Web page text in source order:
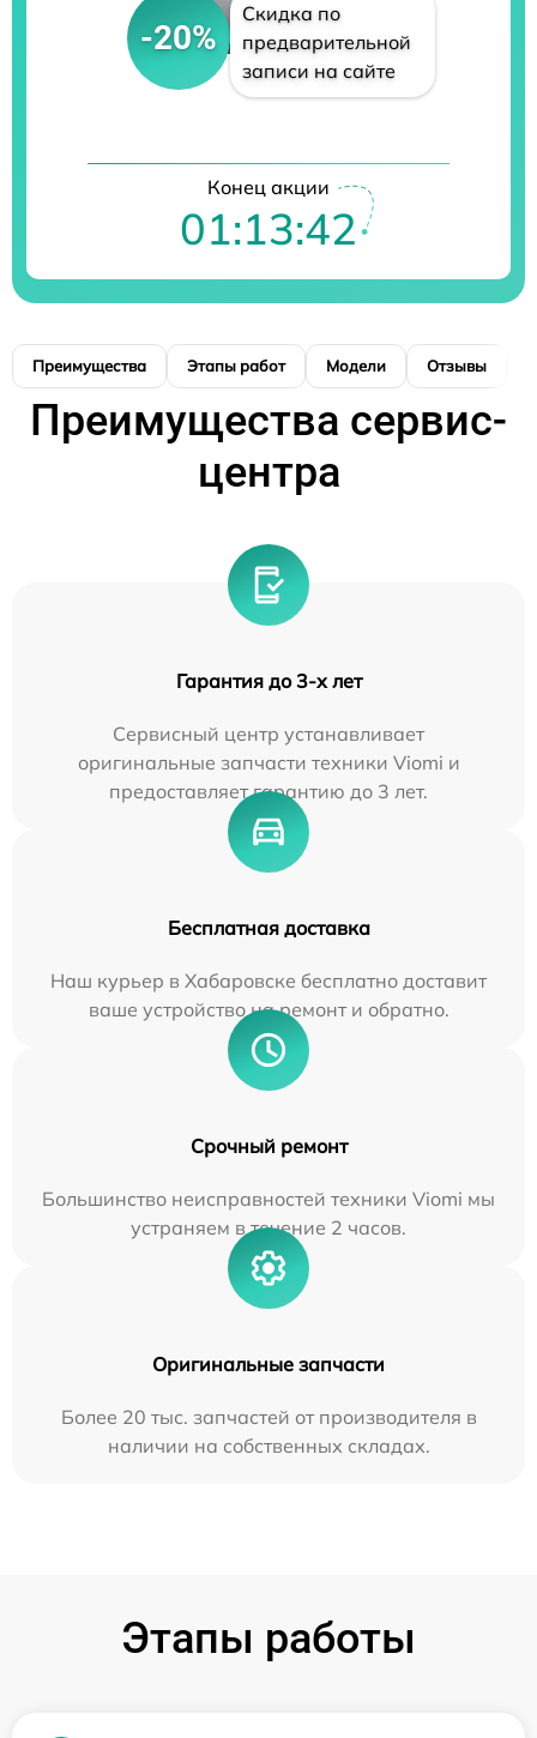
-20%
Скидка по
предварительной
записи на сайте
Конец акции
01:13:41
Преимущества Этапы работ Модели Отзывы
Преимущества сервис-
центра
Гарантия до 3-х лет
Сервисный центр устанавливает
оригинальные запчасти техники Viomi и
предоставляет гарантию до 3 лет.
Бесплатная доставка
Наш курьер в Хабаровске бесплатно доставит
ваше устройство на ремонт и обратно.
Срочный ремонт
Большинство неисправностей техники Viomi мы
устраняем в течение 2 часов.
Оригинальные запчасти
Более 20 тыс. запчастей от производителя в
наличии на собственных складах.
Этапы работы